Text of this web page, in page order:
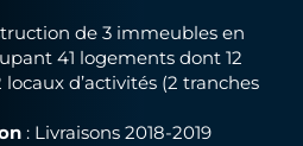
de 3 immeubles en
41 logements dont 12
d’activités (2 tranches
: Livraisons 2018-2019